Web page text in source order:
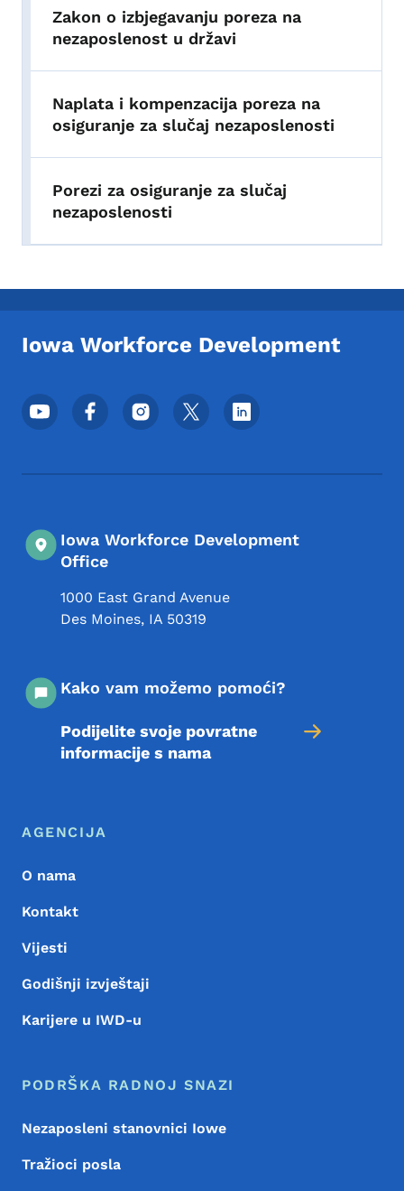
Zakon o izbjegavanju poreza na
nezaposlenost u državi
Naplata i kompenzacija poreza na
osiguranje za slučaj nezaposlenosti
Porezi za osiguranje za slučaj
nezaposlenosti
Iowa Workforce Development
Meni podnožja društvenih mrežaa
Iowa Workforce Development
Office
1000 East Grand Avenue
Des Moines, IA 50319
Kako vam možemo pomoći?
Podijelite svoje povratne
informacije s nama
Meni podnožja
Footer
AGENCIJA
O nama
Kontakt
Vijesti
Godišnji izvještaji
Karijere u IWD-u
PODRŠKA RADNOJ SNAZI
Nezaposleni stanovnici Iowe
Tražioci posla